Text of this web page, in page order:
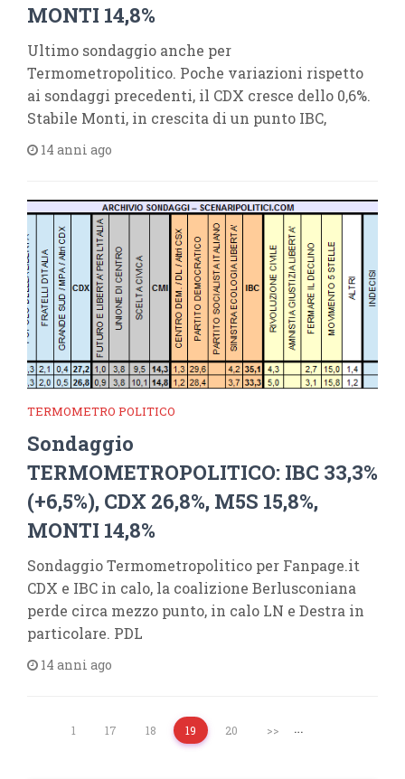
MONTI 14,8%
Ultimo sondaggio anche per
Termometropolitico. Poche variazioni rispetto
ai sondaggi precedenti, il CDX cresce dello 0,6%.
Stabile Monti, in crescita di un punto IBC,
14 anni ago
TERMOMETRO POLITICO
Sondaggio
TERMOMETROPOLITICO: IBC 33,3%
(+6,5%), CDX 26,8%, M5S 15,8%,
MONTI 14,8%
Sondaggio Termometropolitico per Fanpage.it
CDX e IBC in calo, la coalizione Berlusconiana
perde circa mezzo punto, in calo LN e Destra in
particolare. PDL
14 anni ago
1 …
17 18 19 20 >>